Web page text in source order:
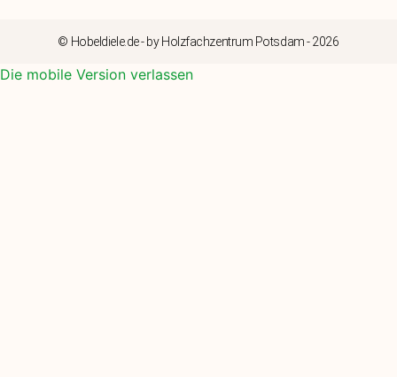
© Hobeldiele.de - by Holzfachzentrum Potsdam - 2026
Die mobile Version verlassen